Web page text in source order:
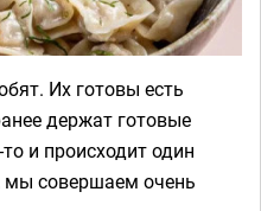
Их готовы есть
держат готовые
и происходит один
мы совершаем очень